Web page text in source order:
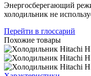
Энергосберегающий
холодильник не
Перейти в глоссарий
Похожие товары